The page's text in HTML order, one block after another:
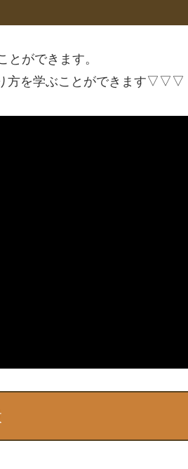
とができます。
方を学ぶことができます▽▽▽